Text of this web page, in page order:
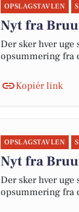
OPSLAGSTAVLEN
Nyt fra
Der sker hver
opsummering fra
Kopiér link
OPSLAGSTAVLEN
Nyt fra
Der sker hver
opsummering fra